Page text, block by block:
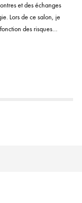
et des échanges
Lors de ce salon, je
des risques…